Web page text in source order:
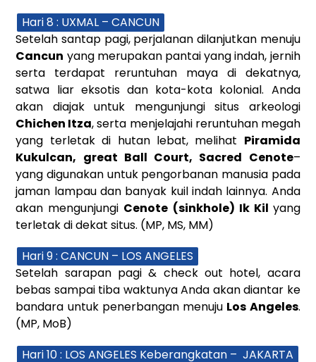
Hari 8 : UXMAL – CANCUN
Setelah santap pagi, perjalanan dilanjutkan menuju
Cancun yang merupakan pantai yang indah, jernih
serta terdapat reruntuhan maya di dekatnya,
satwa liar eksotis dan kota-kota kolonial. Anda
akan diajak untuk mengunjungi situs arkeologi
Chichen Itza, serta menjelajahi reruntuhan megah
yang terletak di hutan lebat, melihat Piramida
Kukulcan, great Ball Court, Sacred Cenote–
yang digunakan untuk pengorbanan manusia pada
jaman lampau dan banyak kuil indah lainnya. Anda
akan mengunjungi Cenote (sinkhole) Ik Kil yang
terletak di dekat situs. (MP, MS, MM)
Hari 9 : CANCUN – LOS ANGELES
Setelah sarapan pagi & check out hotel, acara
bebas sampai tiba waktunya Anda akan diantar ke
bandara untuk penerbangan menuju Los Angeles.
(MP, MoB)
Hari 10 : LOS ANGELES Keberangkatan – JAKARTA